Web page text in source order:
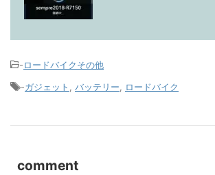
-ロードバイクその他
-ガジェット バッテリー ロードバイク
comment